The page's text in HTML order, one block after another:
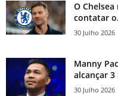
O
contatar
30 Julho 2026
Manny
alcançar 3
30 Julho 2026